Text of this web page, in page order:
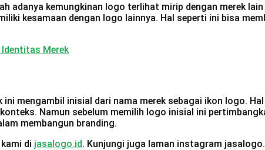
adanya kemungkinan logo terlihat mirip dengan merek
kesamaan dengan logo lainnya. Hal seperti ini bisa
Merek
mengambil inisial dari nama merek sebagai ikon logo.
Namun sebelum memilih logo inisial ini
membangun branding.
di jasalogo.id. Kunjungi juga laman instagram